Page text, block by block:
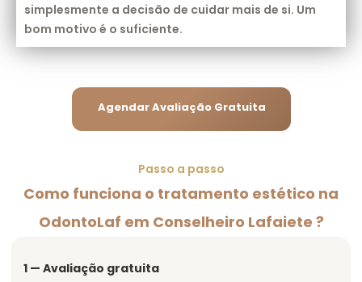
simplesmente a decisão de cuidar mais de si. Um
bom motivo é o suficiente.
Agendar Avaliação Gratuita
Passo a passo
Como funciona o tratamento estético na
OdontoLaf em Conselheiro Lafaiete ?
1 — Avaliação gratuita